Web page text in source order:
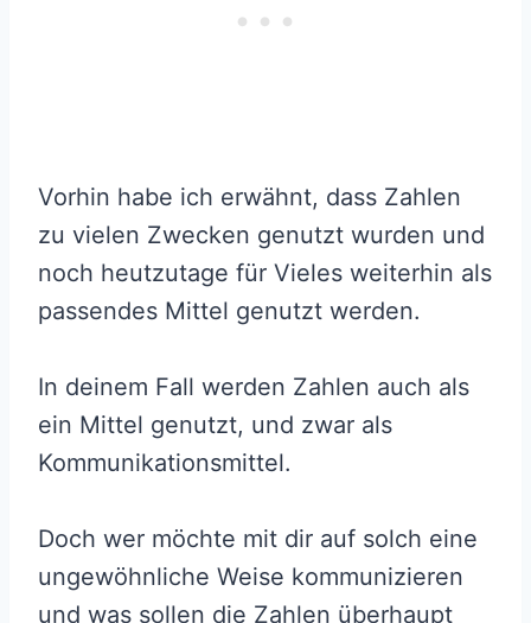
Vorhin habe ich erwähnt, dass Zahlen
zu vielen Zwecken genutzt wurden und
noch heutzutage für Vieles weiterhin als
passendes Mittel genutzt werden.
In deinem Fall werden Zahlen auch als
ein Mittel genutzt, und zwar als
Kommunikationsmittel.
Doch wer möchte mit dir auf solch eine
ungewöhnliche Weise kommunizieren
und was sollen die Zahlen überhaupt